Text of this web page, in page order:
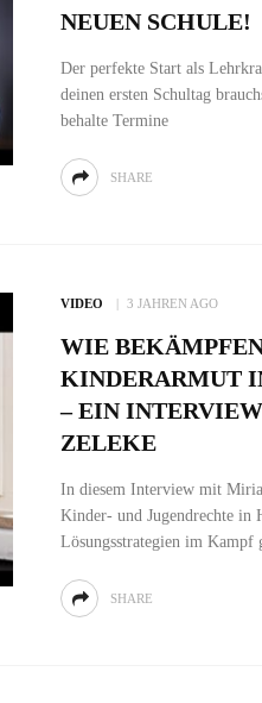
NEUEN SCHULE!
Der perfekte Start als
deinen ersten Schultag
behalte Termine
SHARE
VIDEO 3 JAHREN AGO
WIE
KINDERARMUT
– EIN
ZELEKE
In diesem Interview mit
Kinder- und Jugendrechte in
Lösungsstrategien im Kampf
SHARE